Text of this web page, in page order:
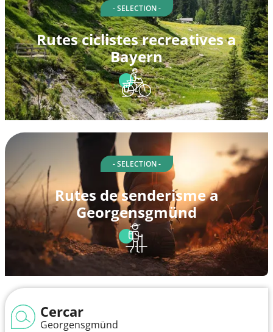
- SELECTION -
Rutes ciclistes recreatives a
Bayern
- SELECTION -
Rutes de senderisme a
Georgensgmünd
Cercar
Georgensgmünd